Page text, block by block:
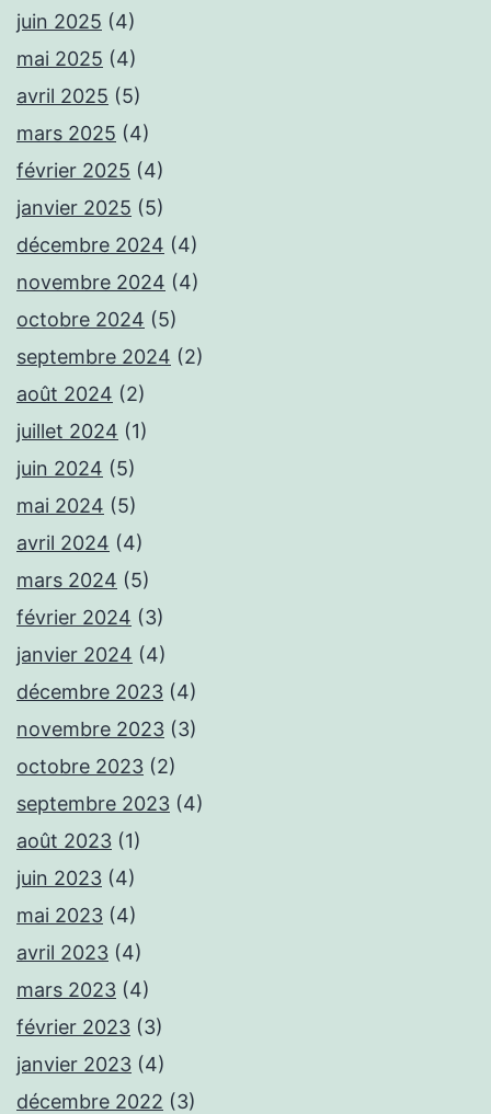
juin 2025 (4)
mai 2025 (4)
avril 2025 (5)
mars 2025 (4)
février 2025 (4)
janvier 2025 (5)
décembre 2024 (4)
novembre 2024 (4)
octobre 2024 (5)
septembre 2024 (2)
août 2024 (2)
juillet 2024 (1)
juin 2024 (5)
mai 2024 (5)
avril 2024 (4)
mars 2024 (5)
février 2024 (3)
janvier 2024 (4)
décembre 2023 (4)
novembre 2023 (3)
octobre 2023 (2)
septembre 2023 (4)
août 2023 (1)
juin 2023 (4)
mai 2023 (4)
avril 2023 (4)
mars 2023 (4)
février 2023 (3)
janvier 2023 (4)
décembre 2022 (3)